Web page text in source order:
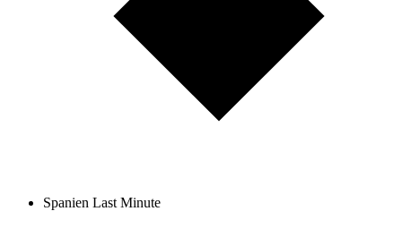
Spanien Last Minute